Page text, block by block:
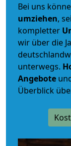
Bei uns
umziehen,
kompletter
wir über die
unterwegs.
Angebote
Überblick